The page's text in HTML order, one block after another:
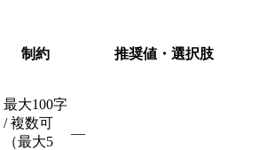
制約 推奨値・選択肢
最大100字
/ 複数可
（最大5
—